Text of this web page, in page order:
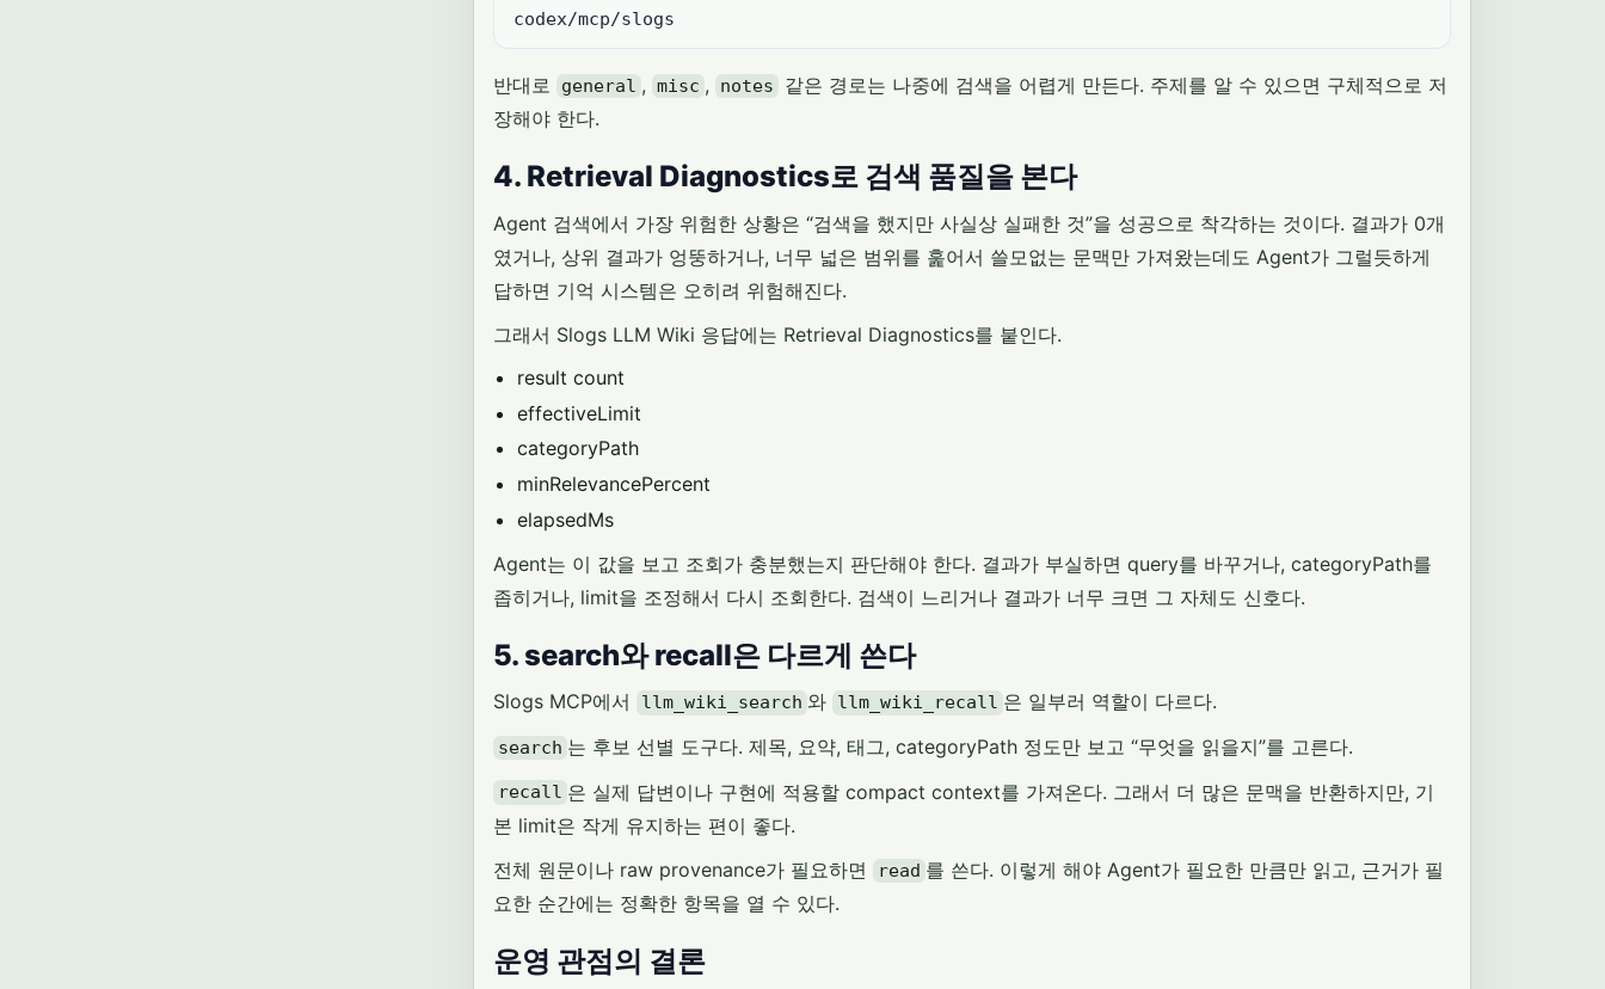
반대로 general , misc , notes
같은 경로는 나중에 검색을 어렵게 만든다. 주제를 알 수 있으면 구체적으로 저
장해야 한다.
4. Retrieval Diagnostics로 검색 품질을 본다
Agent 검색에서 가장 위험한 상황은 “검색을 했지만 사실상 실패한 것”을 성공으로 착각하는 것이다. 결과가 0개
였거나, 상위 결과가 엉뚱하거나, 너무 넓은 범위를 훑어서 쓸모없는 문맥만 가져왔는데도 Agent가 그럴듯하게
답하면 기억 시스템은 오히려 위험해진다.
그래서 Slogs LLM Wiki 응답에는 Retrieval Diagnostics를 붙인다.
result count
effectiveLimit
categoryPath
minRelevancePercent
elapsedMs
Agent는 이 값을 보고 조회가 충분했는지 판단해야 한다. 결과가 부실하면 query를 바꾸거나, categoryPath를
좁히거나, limit을 조정해서 다시 조회한다. 검색이 느리거나 결과가 너무 크면 그 자체도 신호다.
5. search와 recall은 다르게 쓴다
Slogs MCP에서 llm_wiki_search 와 llm_wiki_recall 은 일부러 역할이 다르다.
search 는 후보 선별 도구다. 제목, 요약, 태그, categoryPath 정도만 보고 “무엇을 읽을지”를 고른다.
recall 은 실제 답변이나 구현에 적용할 compact context를 가져온다. 그래서 더 많은 문맥을 반환하지만, 기
본 limit은 작게 유지하는 편이 좋다.
전체 원문이나 raw provenance가 필요하면
read 를 쓴다. 이렇게 해야 Agent가 필요한 만큼만 읽고, 근거가 필
요한 순간에는 정확한 항목을 열 수 있다.
운영 관점의 결론